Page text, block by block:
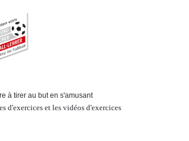
à tirer au but en s'amusant
d'exercices et les vidéos d'exercices